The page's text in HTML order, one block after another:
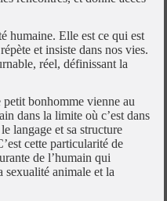
humaine. Elle est ce qui est
et insiste dans nos vies.
réel, définissant la
bonhomme vienne au
dans la limite où c’est dans
langage et sa structure
cette particularité de
de l’humain qui
sexualité animale et la